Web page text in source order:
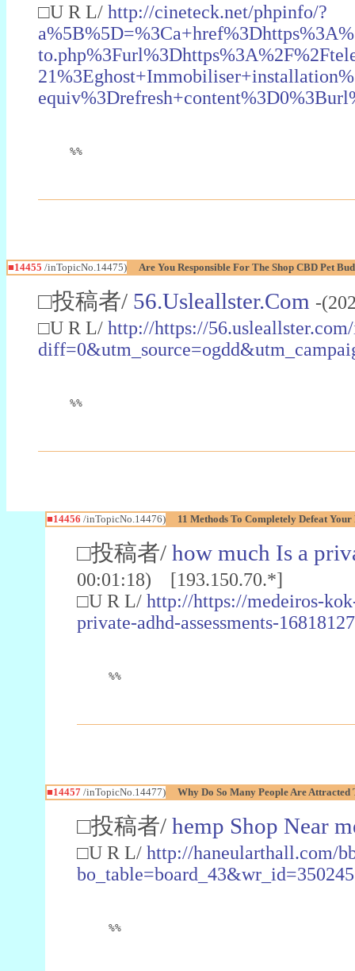
□U R L/ http://cineteck.net/phpinfo/?
%%
■14455 /inTopicNo.14475) Are You Responsible For The Shop CBD Pet
□投稿者/ 56.Usleallster.Com -
□U R L/ http://https://
%%
■14456 /inTopicNo.14476) 11 Methods To Completely Defeat
□投稿者/ how much Is a
00:01:18) [193.150.70.*]
□U R L/ http://https://medeiros-
private-adhd-assessments-
%%
■14457/inTopicNo.14477) Why Do So Many People Are Attracted
□投稿者/ hemp Shop Near
□U R L/ http://haneularthall.com/
%%